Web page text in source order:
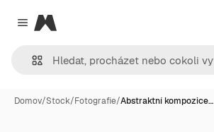
Close menu
Magnific
Domov/Stock/Fotografie/Abstraktní kompozice…